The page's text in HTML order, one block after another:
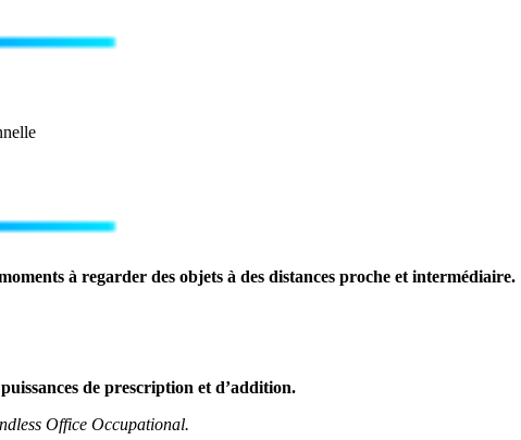
à regarder des objets à des distances proche et intermédiaire.
puissances de prescription et d’addition.
Office Occupational.